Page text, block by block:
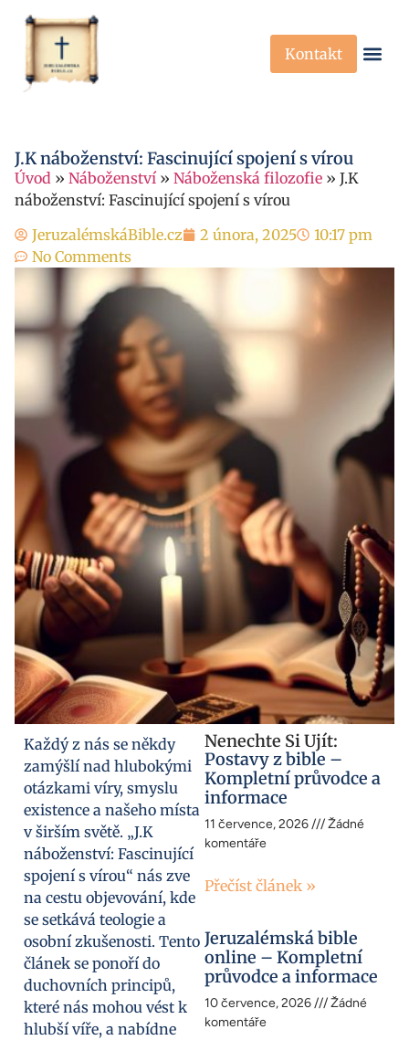
Kontakt
J.K náboženství: Fascinující spojení s vírou
Úvod » Náboženství » Náboženská filozofie » J.K
náboženství: Fascinující spojení s vírou
JeruzalémskáBible.cz
2 února, 2025
10:17 pm
No Comments
Každý z nás se někdy
zamýšlí nad hlubokými
otázkami víry, smyslu
existence a našeho místa
v širším světě. „J.K
náboženství: Fascinující
spojení s vírou“ nás zve
na cestu objevování, kde
se setkává teologie a
osobní zkušenosti. Tento
článek se ponoří do
duchovních principů,
které nás mohou vést k
hlubší víře, a nabídne
Nenechte Si Ujít:
Postavy z bible –
Kompletní průvodce a
informace
11 července, 2026
Žádné
komentáře
Přečíst článek »
Jeruzalémská bible
online – Kompletní
průvodce a informace
10 července, 2026
Žádné
komentáře